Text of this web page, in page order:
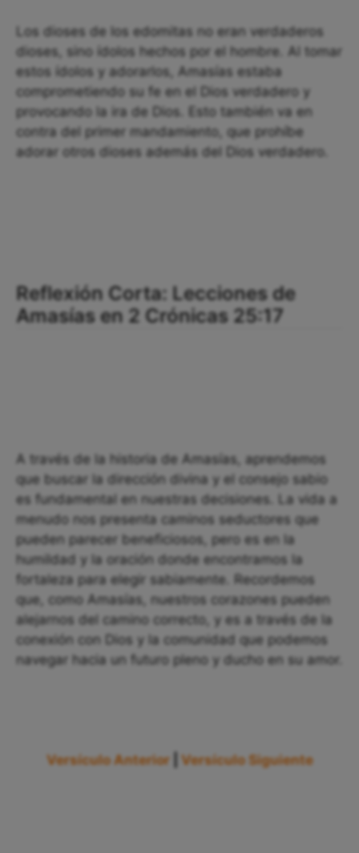
Los dioses de los edomitas no eran verdaderos
dioses, sino ídolos hechos por el hombre. Al tomar
estos ídolos y adorarlos, Amasías estaba
comprometiendo su fe en el Dios verdadero y
provocando la ira de Dios. Esto también va en
contra del primer mandamiento, que prohíbe
adorar otros dioses además del Dios verdadero.
Reflexión Corta: Lecciones de
Amasías en 2 Crónicas 25:17
A través de la historia de Amasías, aprendemos
que buscar la dirección divina y el consejo sabio
es fundamental en nuestras decisiones. La vida a
menudo nos presenta caminos seductores que
pueden parecer beneficiosos, pero es en la
humildad y la oración donde encontramos la
fortaleza para elegir sabiamente. Recordemos
que, como Amasías, nuestros corazones pueden
alejarnos del camino correcto, y es a través de la
conexión con Dios y la comunidad que podemos
navegar hacia un futuro pleno y ducho en su amor.
Versículo Anterior Versículo Siguiente